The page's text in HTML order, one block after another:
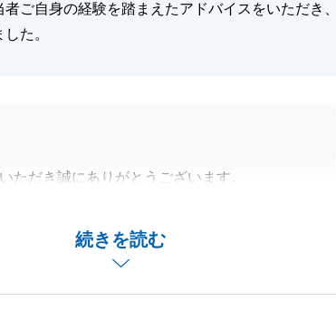
者ご自身の経験を踏まえたアドバイスをいただき
た。
続きを読む
ただき誠にありがとうございます。
りしております。